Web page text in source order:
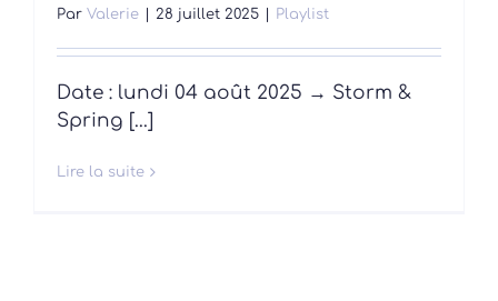
Par Valerie 28 juillet 2025 Playlist
Date : lundi 04 août 2025 → Storm &
Spring [...]
Lire la suite